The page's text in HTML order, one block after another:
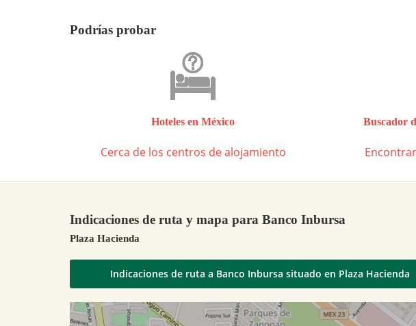
Podrías probar
Hoteles en México
Cerca de los centros de alojamiento
Buscador
Indicaciones de ruta y mapa para Banco Inbursa
Plaza Hacienda
Indicaciones de ruta a Banco Inbursa situado en Plaza Hacienda